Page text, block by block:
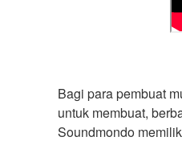
Bagi para pembuat
untuk membuat,
Soundmondo